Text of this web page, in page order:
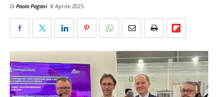
Di Paola Pagani 8 Aprile 2025